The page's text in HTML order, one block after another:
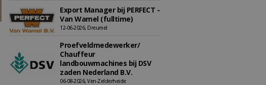
Export Manager bij PERFECT -
Van Wamel (fulltime)
12-06-2026, Dreumel
Proefveldmedewerker/
Chauffeur
landbouwmachines bij DSV
zaden Nederland B.V.
06-08-2026, Ven-Zelderheide